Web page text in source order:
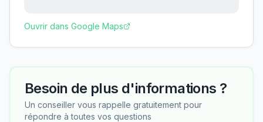
Ouvrir dans Google Maps
Besoin de plus d'informations ?
Un conseiller vous rappelle gratuitement pour
répondre à toutes vos questions